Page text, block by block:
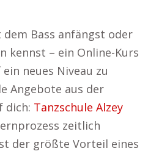
Bass anfängst oder
kennst – ein Online-Kurs
neues Niveau zu
Angebote aus der
dich: Tanzschule Alzey
zeitlich
der größte Vorteil eines